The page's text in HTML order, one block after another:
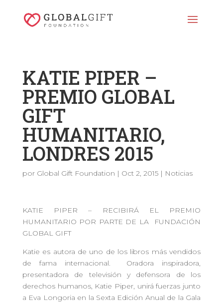
KATIE PIPER –
PREMIO GLOBAL
GIFT
HUMANITARIO,
LONDRES 2015
por Global Gift Foundation | Oct 2, 2015| Noticias
KATIE PIPER – RECIBIRÁ EL PREMIO
HUMANITARIO POR PARTE DE LA FUNDACIÓN
GLOBAL GIFT
Katie es autora de uno de los libros más vendidos
de fama internacional. Oradora inspiradora,
presentadora de televisión y defensora de los
derechos humanos, Katie Piper, unirá fuerzas junto
a Eva Longoria en la Sexta Edición Anual de la Gala